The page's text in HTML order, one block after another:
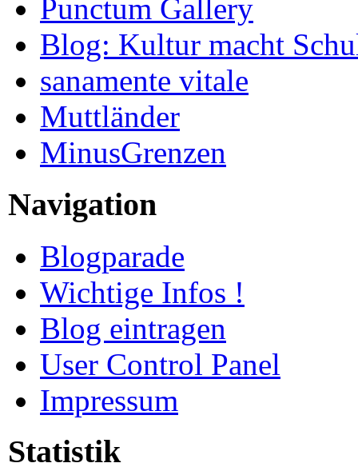
Punctum Gallery
Blog: Kultur macht
sanamente vitale
Muttländer
MinusGrenzen
Navigation
Blogparade
Wichtige Infos !
Blog eintragen
User Control Panel
Impressum
Statistik